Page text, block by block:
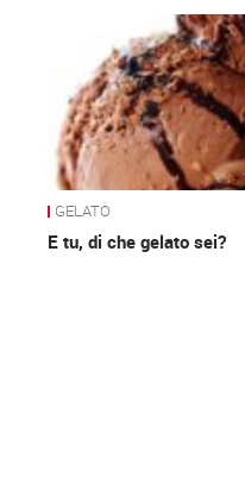
GELATO
E tu, di che gelato sei?